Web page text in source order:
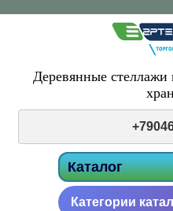
Деревянные
Категории